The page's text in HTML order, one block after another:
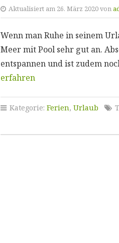
Aktualisiert am 26. März 2020 von
Wenn man Ruhe in seinem
Meer mit Pool sehr gut an.
entspannen und ist zudem
erfahren
Kategorie: Ferien, Urlaub